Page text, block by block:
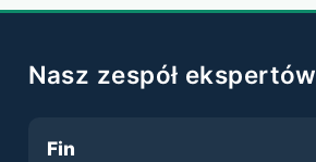
Nasz zespół ekspertów
Fin